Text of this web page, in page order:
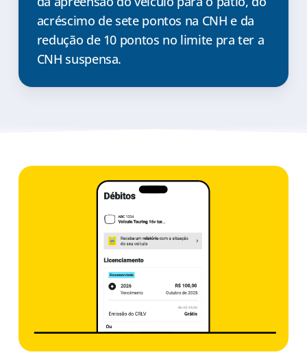
acréscimo de sete pontos na CNH e da
redução de 10 pontos no limite pra ter a
CNH suspensa.